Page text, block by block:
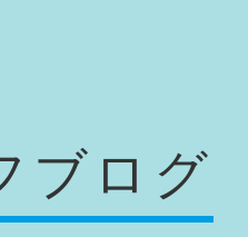
ブログ